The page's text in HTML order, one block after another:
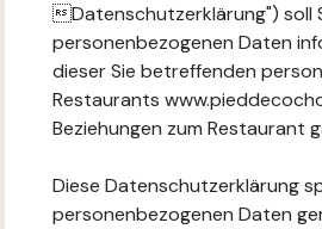
Datenschutzerklärung") soll
personenbezogenen Daten
dieser Sie betreffenden
Restaurants
Beziehungen zum Restaurant
Diese Datenschutzerklärung
personenbezogenen Daten